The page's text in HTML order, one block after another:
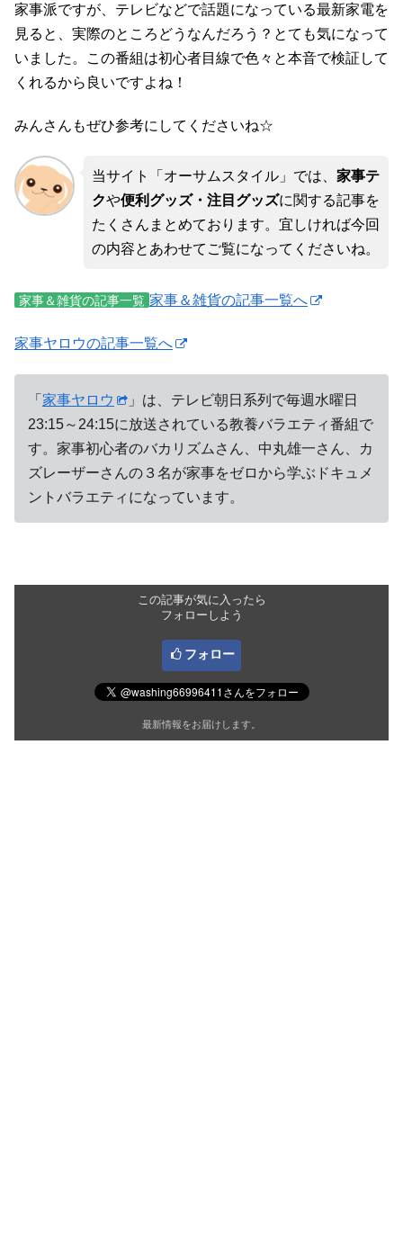
家事派ですが、テレビなどで話題になっている最新家電を
見ると、実際のところどうなんだろう？とても気になって
いました。この番組は初心者目線で色々と本音で検証して
くれるから良いですよね！
みんさんもぜひ参考にしてくださいね☆
当サイト「オーサムスタイル」では、 家事テ
クや便利グッズ・注目グッズに関する記事を
たくさんまとめております。宜しければ今回
の内容とあわせてご覧になってくださいね。
家事＆雑貨の記事一覧 家事＆雑貨の記事一覧へ
家事ヤロウの記事一覧へ
「 家事ヤロウ
」は、テレビ朝日系列で毎週水曜日
23:15～24:15に放送されている教養バラエティ番組で
す。家事初心者のバカリズムさん、中丸雄一さん、カ
ズレーザーさんの３名が家事をゼロから学ぶドキュメ
ントバラエティになっています。
この記事が気に入ったら
フォローしよう
フォロー
最新情報をお届けします。